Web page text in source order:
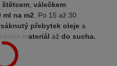
štětcem,válečkem
ml na m2. Po 15 až 30
přebytek oleje a
materiál aždo sucha.